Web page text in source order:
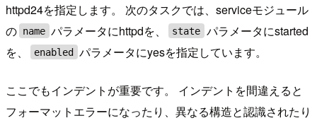
httpd24を指定します。 次のタスクでは、serviceモジュール
の name パラメータにhttpdを、 state パラメータにstarted
を、
enabled パラメータにyesを指定しています。
ここでもインデントが重要です。 インデントを間違えると
フォーマットエラーになったり、異なる構造と認識されたり